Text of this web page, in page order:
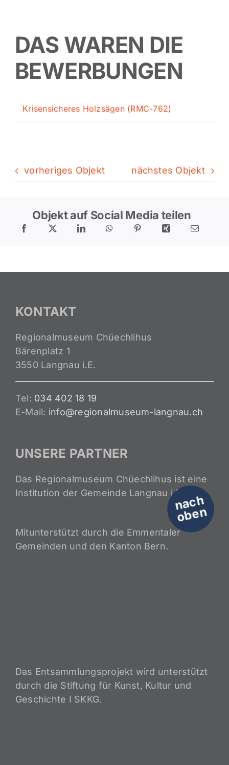
n
a
c
h
o
b
e
n
DAS WAREN DIE
BEWERBUNGEN
Krisensicheres Holzsägen (RMC-762)
vorheriges Objekt nächstes Objekt
Objekt auf Social Media teilen
KONTAKT
Regionalmuseum Chüechlihus
Bärenplatz 1
3550 Langnau i.E.
Tel: 034 402 18 19
E-Mail: info@regionalmuseum-langnau.ch
UNSERE PARTNER
Das Regionalmuseum Chüechlihus ist eine
Institution der Gemeinde Langnau i.E.
Mitunterstützt durch die Emmentaler
Gemeinden und den Kanton Bern.
Das Entsammlungsprojekt wird unterstützt
durch die Stiftung für Kunst, Kultur und
Geschichte I SKKG.